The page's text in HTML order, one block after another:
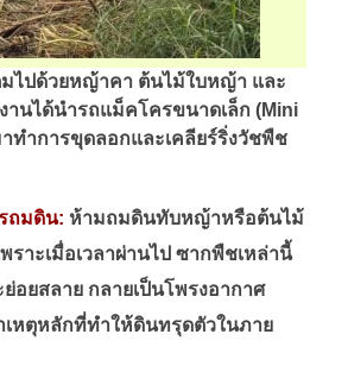
ไปด้วยหญ้าคา ต้นไม้ใบหญ้า และ
นได้นำรถแม็คโครขนาดเล็ก (Mini
าทำการขุดลอกและเคลียร์ริ่งวัชพืช
ถมดิน: ห้ามถมดินทับหญ้าหรือต้นไม้
ราะเมื่อเวลาผ่านไป ซากพืชเหล่านี้
ย่อยสลาย กลายเป็นโพรงอากาศ
เหตุหลักที่ทำให้ดินทรุดตัวในภาย